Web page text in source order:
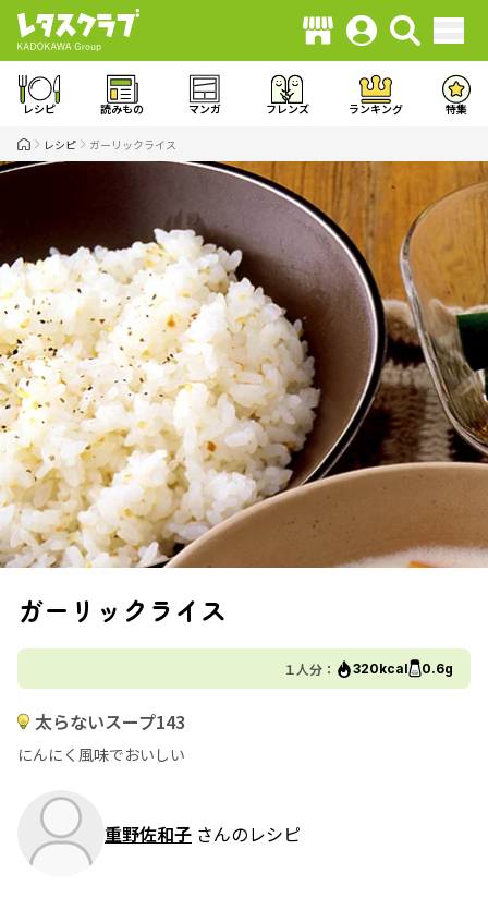
レシピ 読みもの マンガ フレンズ ランキング 特集
レシピ ガーリックライス
ガーリックライス
１人分： 320kcal 0.6g
太らないスープ143
にんにく風味でおいしい
重野佐和子 さんのレシピ